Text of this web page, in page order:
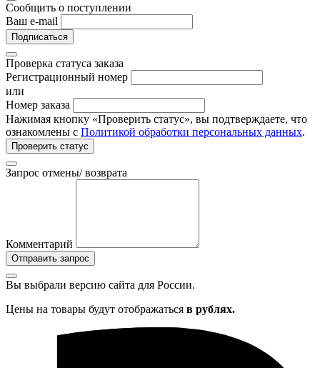
Сообщить о поступлении
Ваш e-mail
Подписаться
Проверка статуса заказа
Регистрационный номер
или
Номер заказа
Нажимая кнопку «Проверить статус», вы подтверждаете, что
ознакомлены с Политикой обработки персональных данных.
Проверить статус
Запрос отмены/ возврата
Комментарий
Отправить запрос
Вы выбрали версию сайта для России.
Цены на товары будут отображаться в рублях.